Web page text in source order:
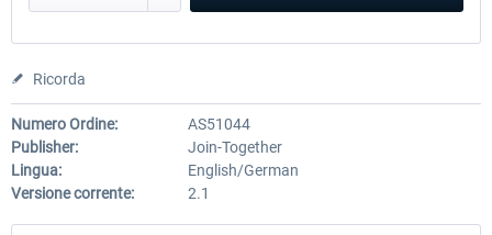
Ricorda
Numero Ordine:
AS51044
Publisher:
Join-Together
Lingua:
English/German
Versione corrente:
2.1